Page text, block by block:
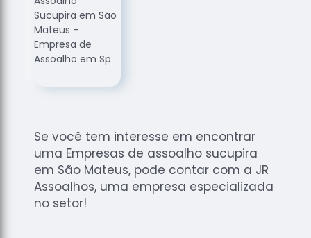
Loja de
Assoalhos
Raspagem
de
Raspagem
de Tacos
de
Madeiras
Raspagens
Se você tem interesse em encontrar
uma Empresas de assoalho sucupira
em São Mateus, pode contar com a JR
Assoalhos, uma empresa especializada
no setor!